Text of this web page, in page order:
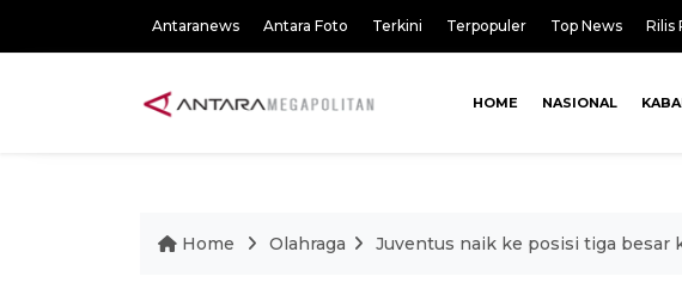
Antaranews Antara Foto Terkini Terpopuler Top News Rilis
HOME NASIONAL
Home Olahraga Juventus naik ke posisi tiga besar